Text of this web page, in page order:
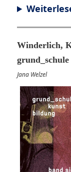
Winderlich,
Jana Welzel